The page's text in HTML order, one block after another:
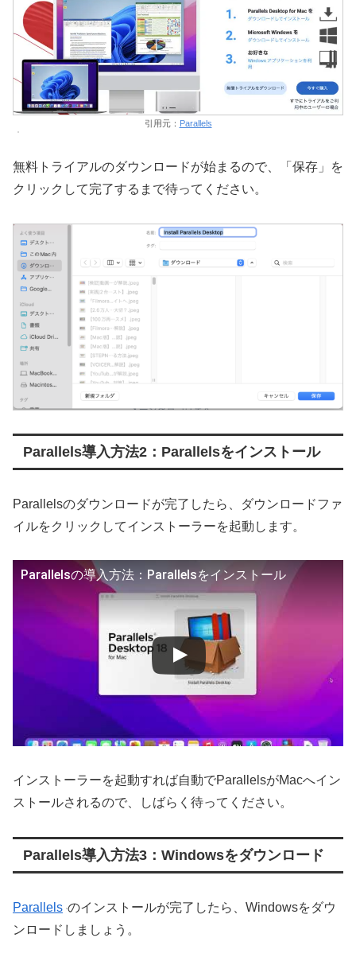
引用元： Parallels
無料トライアルのダウンロードが始まるので、「保存」を
クリックして完了するまで待ってください。
Parallels導入方法2：Parallelsをインストール
Parallelsのダウンロードが完了したら、ダウンロードファ
イルをクリックしてインストーラーを起動します。
Parallelsの導入方法：Parallelsをインストール
インストーラーを起動すれば自動でParallelsがMacへイン
ストールされるので、しばらく待ってください。
Parallels導入方法3：Windowsをダウンロード
Parallels のインストールが完了したら、Windowsをダウ
ンロードしましょう。